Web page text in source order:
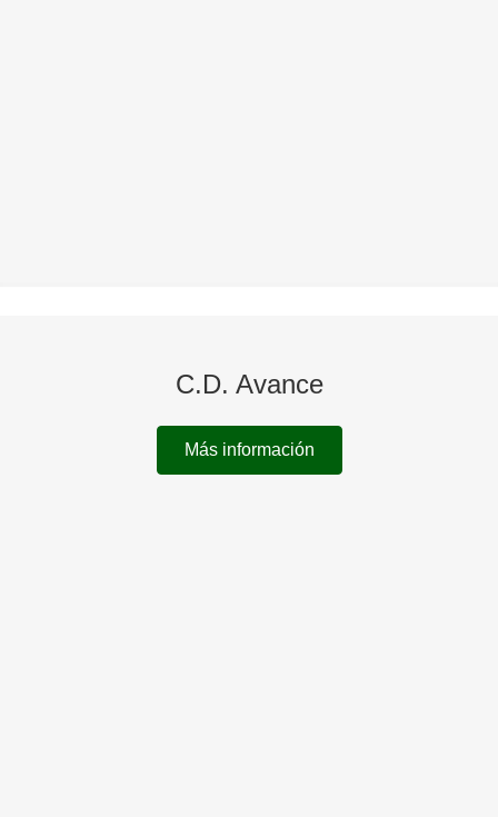
C.D. Avance
Más información